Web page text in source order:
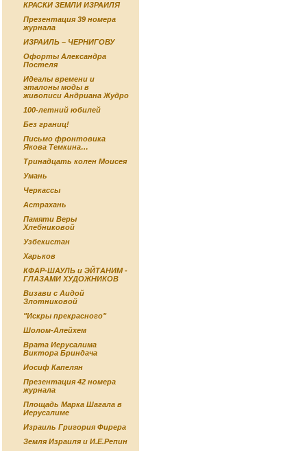
КРАСКИ ЗЕМЛИ ИЗРАИЛЯ
Презентация 39 номера
журнала
ИЗРАИЛЬ – ЧЕРНИГОВУ
Офорты Александра
Постеля
Идеалы времени и
эталоны моды в
живописи Андриана Жудро
100-летний юбилей
Без границ!
Письмо фронтовика
Якова Темкина…
Тринадцать колен Моисея
Умань
Черкассы
Астрахань
Памяти Веры
Хлебниковой
Узбекистан
Харьков
КФАР-ШАУЛЬ и ЭЙТАНИМ -
ГЛАЗАМИ ХУДОЖНИКОВ
Визави с Аидой
Злотниковой
"Искры прекрасного"
Шолом-Алейхем
Врата Иерусалима
Виктора Бриндача
Иосиф Капелян
Презентация 42 номера
журнала
Площадь Марка Шагала в
Иерусалиме
Израиль Григория Фирера
Земля Израиля и И.Е.Репин